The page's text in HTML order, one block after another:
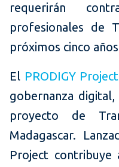
requerirán
profesionales de
próximos cinco
El PRODIGY Project
gobernanza
proyecto de
Madagascar.
Project contribuye